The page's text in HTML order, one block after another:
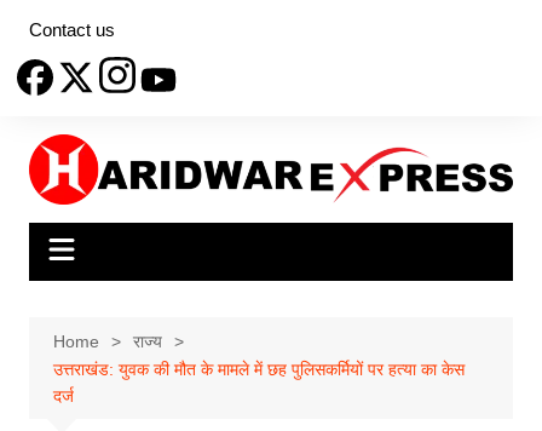
content
Contact us
Home
राज्य
उत्तराखंड: युवक की मौत के मामले में छह पुलिसकर्मियों पर हत्या का केस
दर्ज